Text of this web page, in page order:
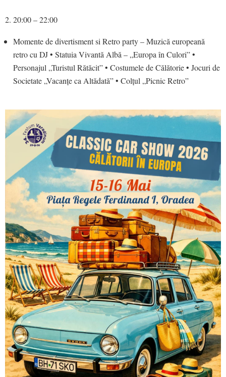
2. 20:00 – 22:00
Momente de divertisment si Retro party – Muzică europeană
retro cu DJ • Statuia Vivantă Albă – „Europa în Culori” •
Personajul „Turistul Rătăcit” • Costumele de Călătorie • Jocuri de
Societate „Vacanțe ca Altădată” • Colțul „Picnic Retro”